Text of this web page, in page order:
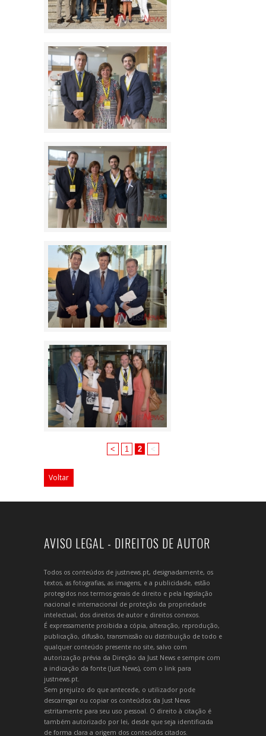
< 1 2 <
Voltar
AVISO LEGAL - DIREITOS DE AUTOR
Todos os conteúdos de justnews.pt, designadamente, os
textos, as fotografias, as imagens, e a publicidade, estão
protegidos nos termos gerais de direito e pela legislação
nacional e internacional de proteção da propriedade
intelectual, dos direitos de autor e direitos conexos.
É expressamente proibida a cópia, alteração, reprodução,
publicação, difusão, transmissão ou distribuição de todo e
qualquer conteúdo presente no site, salvo com
autorização prévia da Direção da Just News e sempre com
a indicação da fonte (Just News), com o link para
justnews.pt.
Sem prejuízo do que antecede, o utilizador pode
descarregar ou copiar os conteúdos da Just News
estritamente para seu uso pessoal. O direito à citação é
também autorizado por lei, desde que seja identificada
de forma clara a origem dos conteúdos citados.